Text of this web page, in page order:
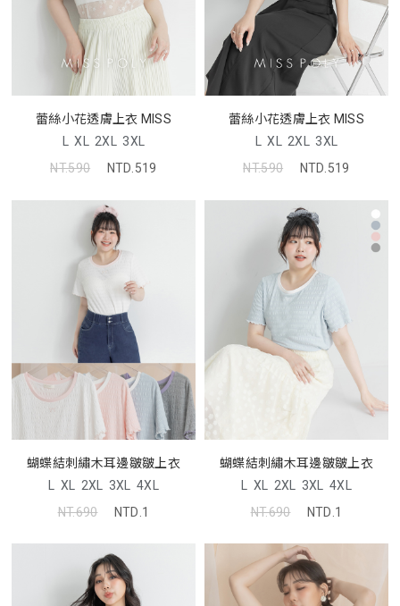
蕾絲小花透膚上衣 MISS
L XL 2XL 3XL
NT.590
NTD.519
蕾絲小花透膚上衣 MISS
L XL 2XL 3XL
NT.590
NTD.519
蝴蝶結刺繡木耳邊皺皺上衣
L XL 2XL 3XL 4XL
NT.690
NTD.1
蝴蝶結刺繡木耳邊皺皺上衣
L XL 2XL 3XL 4XL
NT.690
NTD.1